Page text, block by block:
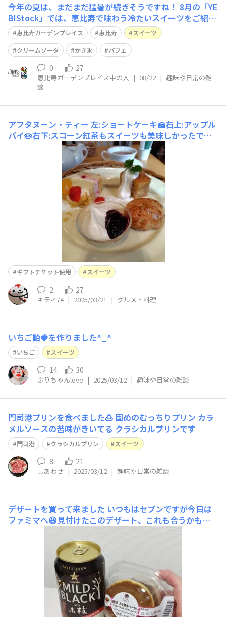
今年の夏は、まだまだ猛暑が続きそうですね！ 8月の「YE
BIStock」では、恵比寿で味わう冷たいスイーツをご紹介
してしています♪ 季節の果実を使用したスイーツや、進
化系かき氷など、 暑い夏にぴったりの一杯で、涼やかな
ひとときはいかがでしょうか。 ぜひご覧ください。 http
s://yebist
恵比寿ガーデンプレイス 恵比寿
スイーツ
クリームソーダ
かき氷 パフェ
0 27
恵比寿ガーデンプレイス中の人 | 08/22 | 趣味や日常の雑
談
アフタヌーン・ティー 左:ショートケーキ🍰右上:アップル
パイ🥧右下:スコーン紅茶もスイーツも美味しかったです
ギフトチケット使用 スイーツ
2 27
キティ74 | 2025/03/21 | グルメ・料理
いちご飴🍓を作りました^_^
いちご スイーツ
14 30
ぶりちゃんlove | 2025/03/12 | 趣味や日常の雑談
門司港プリンを食べました🍮 固めのむっちりプリン カラ
メルソースの苦味がきいてる クラシカルプリンです
門司港 クラシカルプリン スイーツ
8 21
しあわせ | 2025/03/12 | 趣味や日常の雑談
デザートを買って来ました いつもはセブンですが今日は
ファミマへ😆見付けたこのデザート、これも合うかも💖